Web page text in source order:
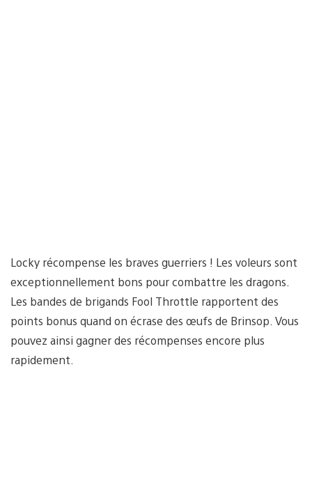
Locky récompense les braves guerriers ! Les voleurs sont
exceptionnellement bons pour combattre les dragons.
Les bandes de brigands Fool Throttle rapportent des
points bonus quand on écrase des œufs de Brinsop. Vous
pouvez ainsi gagner des récompenses encore plus
rapidement.